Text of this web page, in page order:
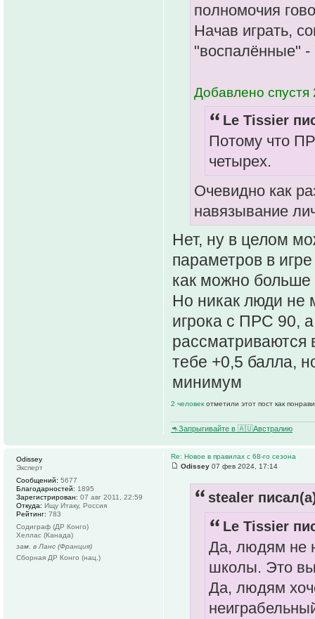
полномочия
Начав играть,
"воспалённые" -
Добавлено спустя
Le Tissier
Потому что
четырех.
Очевидно как
навязывание
Нет, ну в целом
параметров в
как можно больше
Но никак люди не
игрока с ПРС 90,
рассматриваются
тебе +0,5 балла,
минимум
2 человек отметили этот пост как
🦘Запрыгивайте в 🇦🇺Австралию
Re: Новое в правилах с 68-го сезона
Odissey 07 фев 2024, 17:14
stealer
Le Tissier
Да, людям не
школы. Это
Да, людям
Odissey
Эксперт
Сообщений: 5677
Благодарностей: 1895
Зарегистрирован: 07 авг 2011, 22:59
Откуда: Ищу Итаку, Россия
Рейтинг: 783
Содиграф (ДР Конго)
Хеллас (Канада)
зам. в Ланс (Франция)
Сборная ДР Конго (нац.)